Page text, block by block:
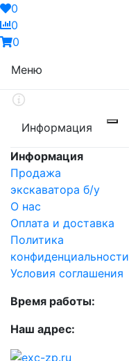
0
0
0
Меню
Информация
Информация
Продажа
экскаватора б/у
О нас
Оплата и доставка
Политика
конфиденциальности
Условия соглашения
Время работы:
Наш адрес: